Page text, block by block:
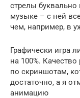
стрелы
музыке – с ней
чем, например, в
Графически игра
на 100%.
по скриншотам,
достаточно, а я
анимацию